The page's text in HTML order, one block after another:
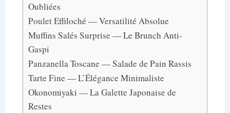
Oubliées
Poulet Effiloché — Versatilité Absolue
Muffins Salés Surprise — Le Brunch Anti-
Gaspi
Panzanella Toscane — Salade de Pain Rassis
Tarte Fine — L’Élégance Minimaliste
Okonomiyaki — La Galette Japonaise de
Restes